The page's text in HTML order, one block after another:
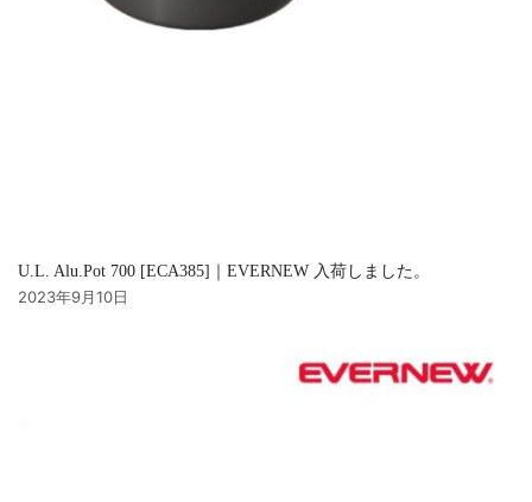
U.L. Alu.Pot 700 [ECA385]｜EVERNEW 入荷しました。
2023年9月10日